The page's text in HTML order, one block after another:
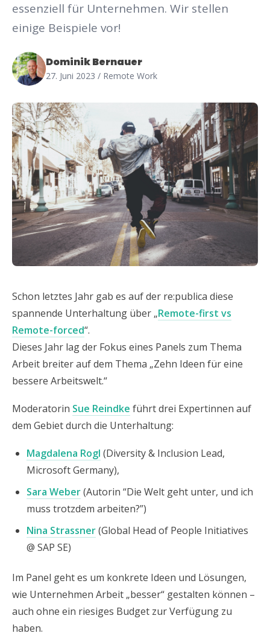
essenziell für Unternehmen. Wir stellen
einige Beispiele vor!
Dominik Bernauer
27. Juni 2023 / Remote Work
Schon letztes Jahr gab es auf der re:publica diese
spannende Unterhaltung über „Remote-first vs
Remote-forced“.
Dieses Jahr lag der Fokus eines Panels zum Thema
Arbeit breiter auf dem Thema „Zehn Ideen für eine
bessere Arbeitswelt.“
Moderatorin Sue Reindke führt drei Expertinnen auf
dem Gebiet durch die Unterhaltung:
Magdalena Rogl (Diversity & Inclusion Lead,
Microsoft Germany),
Sara Weber(Autorin “Die Welt geht unter, und ich
muss trotzdem arbeiten?”)
Nina Strassner(Global Head of People Initiatives
@ SAP SE)
Im Panel geht es um konkrete Ideen und Lösungen,
wie Unternehmen Arbeit „besser“ gestalten können –
auch ohne ein riesiges Budget zur Verfügung zu
haben.